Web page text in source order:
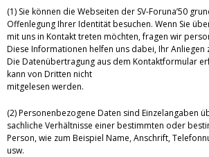
(1) Sie können die Webseiten der SV-Foruna’50
Offenlegung Ihrer Identität besuchen. Wenn Sie
mit uns in Kontakt treten möchten, fragen wir
Diese Informationen helfen uns dabei, Ihr Anliegen
Die Datenübertragung aus dem Kontaktformular
kann von Dritten nicht
mitgelesen werden.
(2) Personenbezogene Daten sind Einzelangaben
sachliche Verhältnisse einer bestimmten oder
Person, wie zum Beispiel Name, Anschrift,
usw.